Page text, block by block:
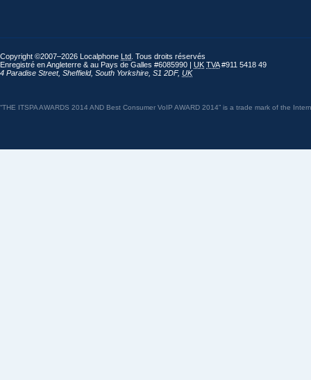
Copyright ©2007–2026 Localphone Ltd . Tous droits réservés
Enregistré en Angleterre & au Pays de Galles #6085990 | UK TVA#911 5418 49
4 Paradise Street, Sheffield, South Yorkshire S1 2DF, UK
“THE ITSPA AWARDS 2014 AND Best Consumer VoIP AWARD 2014” is a trade mark of the